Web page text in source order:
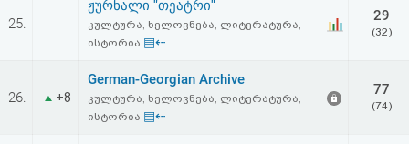
სალიცენზიო
შეთანხმება
25.
ჟურნალი "თეატრი"
კულტურა, ხელოვნება, ლიტერატურა,
ისტორია ▤⇠
29
(32)
26. +8
German-Georgian Archive
კულტურა, ხელოვნება, ლიტერატურა,
ისტორია ▤⇠
77
(74)